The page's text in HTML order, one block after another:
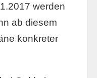
werden
ab diesem
konkreter